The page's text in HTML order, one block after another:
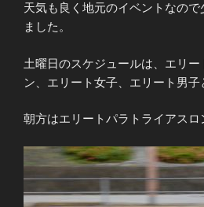
天気も良く地元のイベントなの
ました。
土曜日のスケジュールは、エリー
ン、エリート女子、エリート男子
朝方はエリートパラトライアスロ